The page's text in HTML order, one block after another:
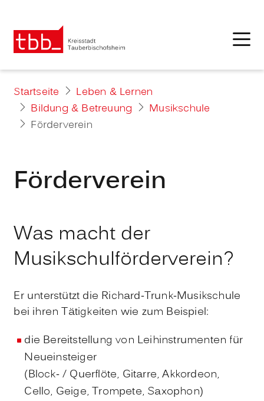
Startseite
Leben & Lernen
Bildung & Betreuung
Musikschule
Förderverein
Förderverein
Was macht der
Musikschulförderverein?
Er unterstützt die Richard-Trunk-Musikschule
bei ihren Tätigkeiten wie zum Beispiel:
die Bereitstellung von Leihinstrumenten für
Neueinsteiger
(Block- / Querflöte, Gitarre, Akkordeon,
Cello, Geige, Trompete, Saxophon)